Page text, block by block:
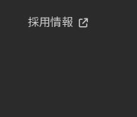
採用情報